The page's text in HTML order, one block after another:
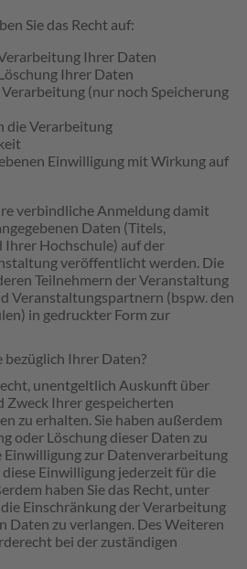
Sie das Recht auf:
Ihrer Daten
Ihrer Daten
(nur noch Speicherung
die Verarbeitung
Einwilligung mit Wirkung auf
verbindliche Anmeldung damit
Daten (Titels,
Ihrer Hochschule) auf der
veröffentlicht werden. Die
Teilnehmern der Veranstaltung
Veranstaltungspartnern (bspw. den
in gedruckter Form zur
bezüglich Ihrer Daten?
unentgeltlich Auskunft über
Zweck Ihrer gespeicherten
zu erhalten. Sie haben außerdem
oder Löschung dieser Daten zu
Einwilligung zur Datenverarbeitung
Einwilligung jederzeit für die
haben Sie das Recht, unter
Einschränkung der Verarbeitung
Daten zu verlangen. Des Weiteren
bei der zuständigen